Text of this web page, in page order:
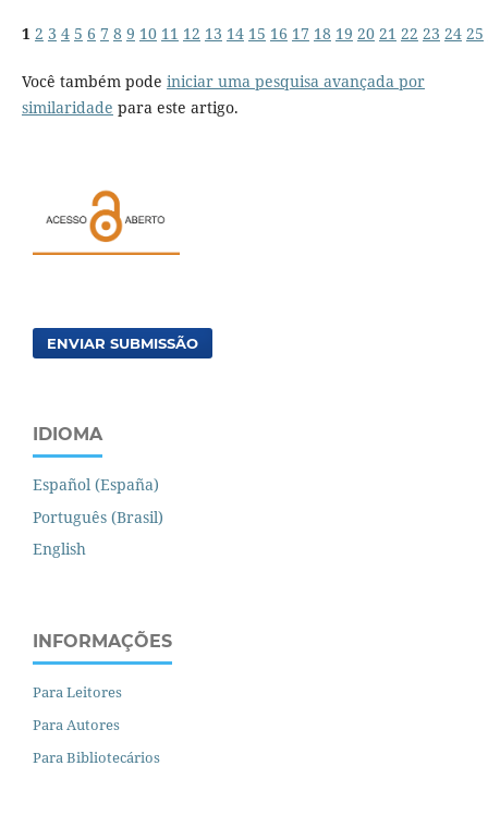
1 2 3 4 5 6 7 8 9 10 11 12 13 14 15 16 17 18 19 20 21 22 23 24 25
Você também pode iniciar uma pesquisa avançada por
similaridade para este artigo.
ENVIAR SUBMISSÃO
IDIOMA
Español (España)
Português (Brasil)
English
INFORMAÇÕES
Para Leitores
Para Autores
Para Bibliotecários